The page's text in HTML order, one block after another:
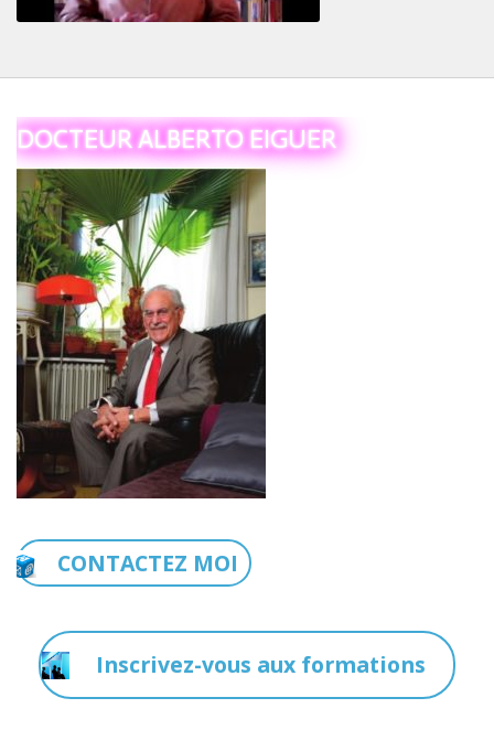
DOCTEUR ALBERTO EIGUER
CONTACTEZ MOI
Inscrivez-vous aux formations